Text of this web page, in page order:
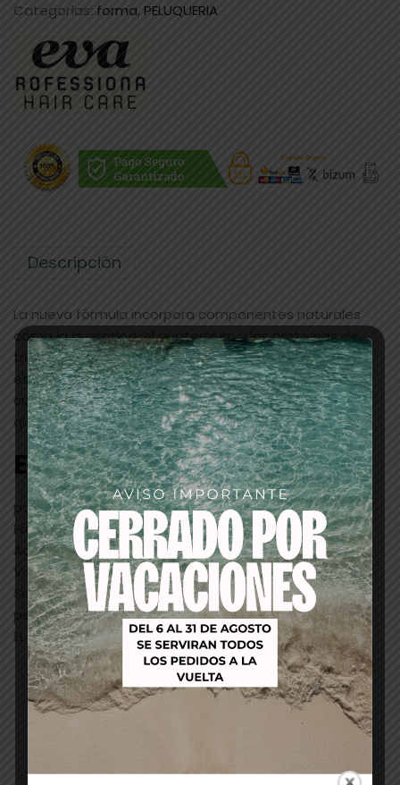
Categorías: forma, PELUQUERIA
Descripción
La nueva fórmula incorpora componentes naturales
como la queratina, el quaternium y las proteínas de
trigo, que presentan una máxima afinidad con la
estructura de las fibras capilares. Estos polímeros
cuidan y protegen el cabello en profundidad, a la vez
que aportan fuerza y ​​definición a los rizos.
Evondil Quaternium «2»
para cabello decolorado o teñido
Fórmula sin silicona.
Acción acondicionadora y suavizante.
Volumen sensual, tacto suave y brillo vibrante.
Su fórmula avanzada da como resultado ondas
permanentes energéticas y duraderas.
EL ENVASE DEL PRODUCTO PUEDE VARIAR SEGÚN STOCK